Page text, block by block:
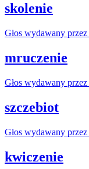
skolenie
Głos wydawany przez
mruczenie
Głos wydawany przez
szczebiot
Głos wydawany przez
kwiczenie